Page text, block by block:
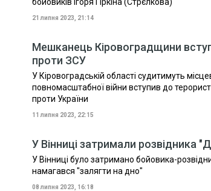
21 липня 2023, 21:14
Мешканець Кіровоградщини
проти ЗСУ
У Кіровоградській області судитимуть
повномасштабної війни вступив до
проти України
11 липня 2023, 22:15
У Вінниці затримали розвідника
У Вінниці було затримано бойовика-
намагався "залягти на дно"
08 липня 2023, 16:18